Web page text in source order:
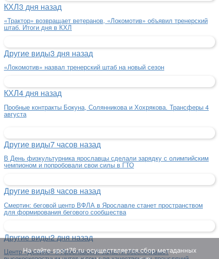
КХЛ3 дня назад
«Трактор» возвращает ветеранов, «Локомотив» объявил тренерский
штаб. Итоги дня в КХЛ
Другие виды3 дня назад
«Локомотив» назвал тренерский штаб на новый сезон
КХЛ4 дня назад
Пробные контракты Бокуна, Солянникова и Хохрякова. Трансферы 4
августа
Другие виды7 часов назад
В День физкультурника ярославцы сделали зарядку с олимпийским
чемпионом и попробовали свои силы в ГТО
Другие виды8 часов назад
Смертин: беговой центр ВФЛА в Ярославле станет пространством
для формирования бегового сообщества
Другие виды2 дня назад
Центр «Демино» в Ярославской области обеспечивают
На сайте sport76.ru осуществляется сбор метаданных